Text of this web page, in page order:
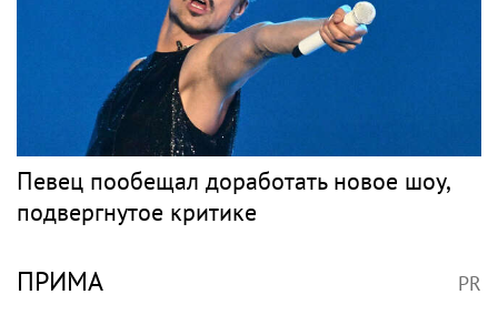
Певец пообещал доработать новое шоу,
подвергнутое критике
ПРИМА PR